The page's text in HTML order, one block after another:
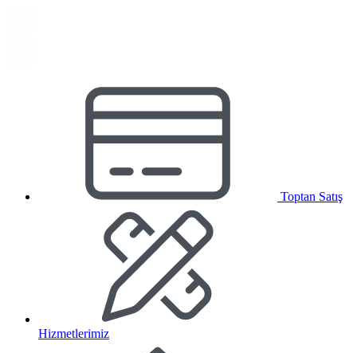
Toptan Satış
Hizmetlerimiz